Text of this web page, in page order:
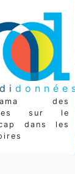
des
sur le
dans les